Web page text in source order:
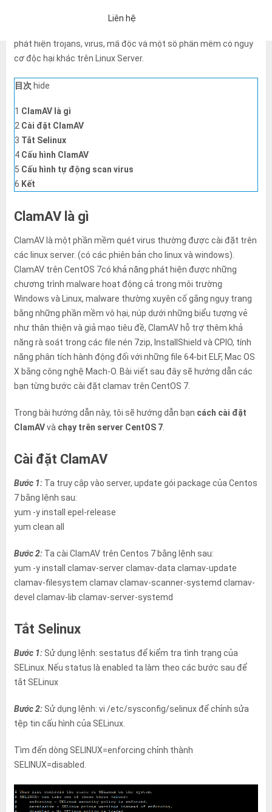
Liên hệ
kì trên server Centos 7. ClamAV là một phần mềm diệt virus
phát hiện trojans, virus, mã độc và một số phần mềm có nguy
cơ độc hại khác trên Linux Server.
目次 hide
1 ClamAV là gì
2 Cài đặt ClamAV
3 Tắt Selinux
4 Cấu hình ClamAV
5 Cấu hình tự động scan virus
6 Kết
ClamAV là gì
ClamAV là một phần mềm quét virus thường được cài đặt trên
các linux server. (có các phiên bản cho linux và windows).
ClamAV trên CentOS 7có khả năng phát hiện được những
chương trình malware hoạt động cả trong môi trường
Windows và Linux, malware thường xuyên cố gắng ngụy trang
bằng những phần mềm vô hại, núp dưới những biểu tượng vẻ
như thân thiện và giả mạo tiêu đề, ClamAV hỗ trợ thêm khả
năng rà soát trong các file nén 7zip, InstallShield và CPIO, tính
năng phân tích hành động đối với những file 64-bit ELF, Mac OS
X bằng công nghệ Mach-O. Bài viết sau đây sẽ hướng dẫn các
bạn từng bước cài đặt clamav trên CentOS 7.
Trong bài hướng dẫn này, tôi sẽ hướng dẫn bạn cách cài đặt
ClamAVvà chạy trên server CentOS 7.
Cài đặt ClamAV
Bước 1:Ta truy cập vào server, update gói package của Centos
7 bằng lệnh sau:
yum -y install epel-release
yum clean all
Bước 2:Ta cài ClamAV trên Centos 7 bằng lệnh sau:
yum -y install clamav-server clamav-data clamav-update
clamav-filesystem clamav clamav-scanner-systemd clamav-
devel clamav-lib clamav-server-systemd
Tắt Selinux
Bước 1:Sử dụng lệnh: sestatus để kiểm tra tình trạng của
SELinux. Nếu status là enabled ta làm theo các bước sau để
tắt SELinux
Bước 2:Sử dụng lệnh: vi /etc/sysconfig/selinux để chỉnh sửa
tệp tin cấu hình của SELinux.
Tìm đến dòng SELINUX=enforcing chỉnh thành
SELINUX=disabled.
「Chính sách bảo mật」 Nếu bạn đồng ý với những điều trên, vui
Một email trả lời tự động sẽ được gửi đến địa chỉ email bạn đã
đó.